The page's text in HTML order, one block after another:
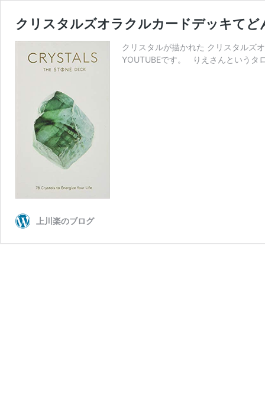
クリスタルズオラクルカードデッキて
クリスタルが描かれた クリスタルズ
YOUTUBEです。 りえさんというタ
上川楽のブログ